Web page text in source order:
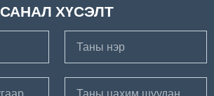
САНАЛ ХҮСЭЛТ